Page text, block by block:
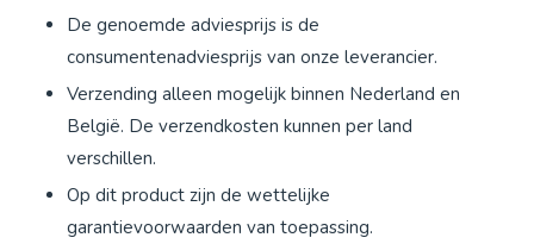
De genoemde adviesprijs is de
consumentenadviesprijs van onze leverancier.
Verzending alleen mogelijk binnen Nederland en
België. De verzendkosten kunnen per land
verschillen.
Op dit product zijn de wettelijke
garantievoorwaarden van toepassing.